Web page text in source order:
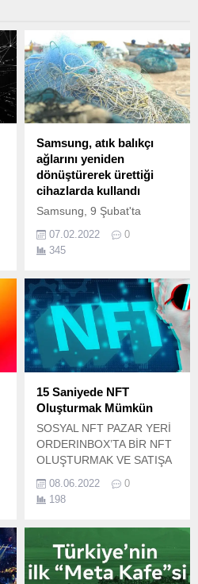
Samsung, atık balıkçı
ağlarını yeniden
dönüştürerek ürettiği
cihazlarda kullandı
Samsung, 9 Şubat'ta
düzenleyeceği ‘Unpacked’
etkinliği kapsamında
tanıtacağı yeni Galaxy
üzere tüm ürünlerinde
okyanustaki plastikleri
yeniden işlevlendirerek
kullanacağını açıkladı.
07.02.2022
0
345
15 Saniyede NFT
Oluşturmak Mümkün
SOSYAL NFT PAZAR YERİ
ORDERINBOX’TA BİR NFT
OLUŞTURMAK VE SATIŞA
SÜRÜYOR! Web3
teknolojisinin cesur yeni
getiriyor.
08.06.2022
0
198